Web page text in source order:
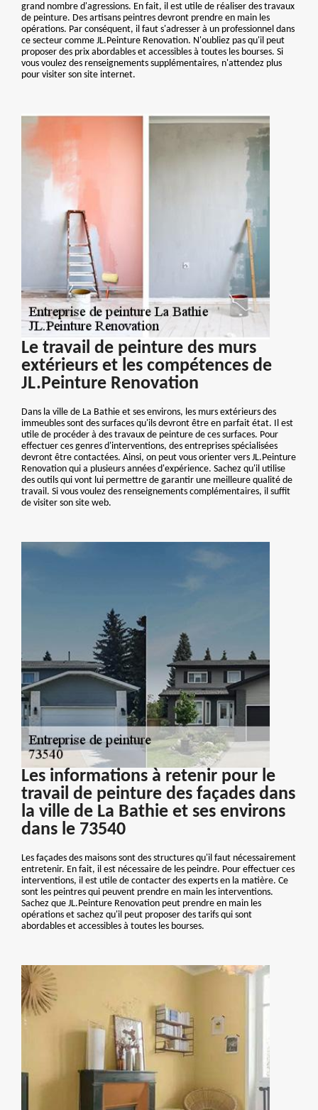
grand nombre d'agressions. En fait, il est utile de réaliser des travaux
de peinture. Des artisans peintres devront prendre en main les
opérations. Par conséquent, il faut s'adresser à un professionnel dans
ce secteur comme JL.Peinture Renovation. N'oubliez pas qu'il peut
proposer des prix abordables et accessibles à toutes les bourses. Si
vous voulez des renseignements supplémentaires, n'attendez plus
pour visiter son site internet.
Le travail de peinture des murs
extérieurs et les compétences de
JL.Peinture Renovation
Dans la ville de La Bathie et ses environs, les murs extérieurs des
immeubles sont des surfaces qu'ils devront être en parfait état. Il est
utile de procéder à des travaux de peinture de ces surfaces. Pour
effectuer ces genres d'interventions, des entreprises spécialisées
devront être contactées. Ainsi, on peut vous orienter vers JL.Peinture
Renovation qui a plusieurs années d'expérience. Sachez qu'il utilise
des outils qui vont lui permettre de garantir une meilleure qualité de
travail. Si vous voulez des renseignements complémentaires, il suffit
de visiter son site web.
Les informations à retenir pour le
travail de peinture des façades dans
la ville de La Bathie et ses environs
dans le 73540
Les façades des maisons sont des structures qu'il faut nécessairement
entretenir. En fait, il est nécessaire de les peindre. Pour effectuer ces
interventions, il est utile de contacter des experts en la matière. Ce
sont les peintres qui peuvent prendre en main les interventions.
Sachez que JL.Peinture Renovation peut prendre en main les
opérations et sachez qu'il peut proposer des tarifs qui sont
abordables et accessibles à toutes les bourses.